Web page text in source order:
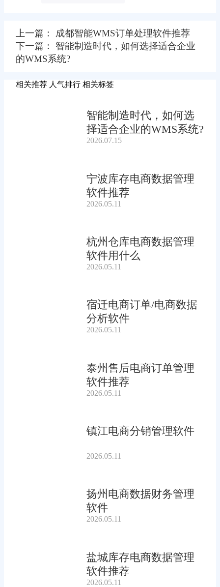
上一篇： 成都智能WMS订单处理软件推荐
下一篇： 智能制造时代，如何选择适合企业
的WMS系统?
相关推荐 人气排行 相关标签
智能制造时代，如何选
择适合企业的WMS系统?
2026.07.15
宁波库存电商数据管理
软件推荐
2026.05.11
杭州仓库电商数据管理
软件用什么
2026.05.11
宿迁电商订单/电商数据
分析软件
2026.05.11
泰州售后电商订单管理
软件推荐
2026.05.11
镇江电商分销管理软件
2026.05.11
扬州电商数据财务管理
软件
2026.05.11
盐城库存电商数据管理
软件推荐
2026.05.11